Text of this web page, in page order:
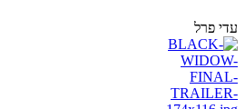
עדי פרל